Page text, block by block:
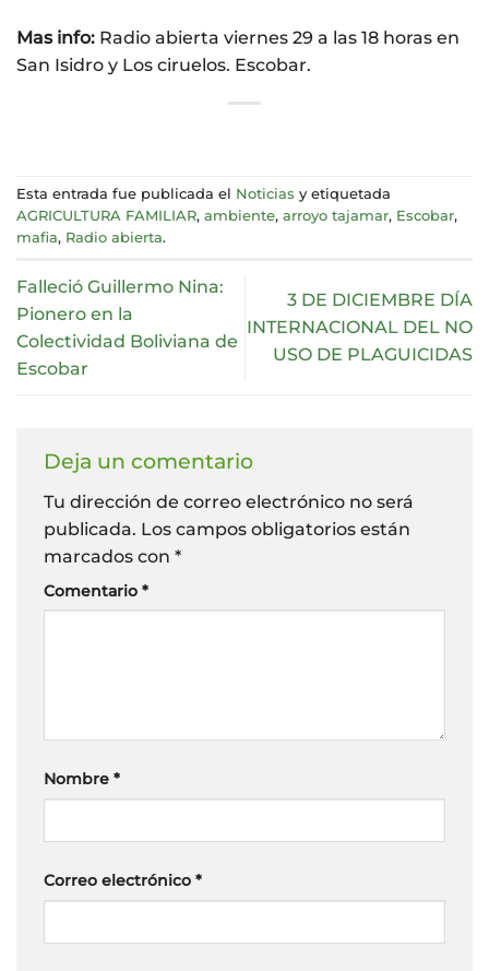
Mas info: Radio abierta viernes 29 a las 18 horas en
San Isidro y Los ciruelos. Escobar.
Esta entrada fue publicada el Noticias y etiquetada
AGRICULTURA FAMILIAR, ambiente, arroyo tajamar, Escobar,
mafia, Radio abierta.
Falleció Guillermo Nina:
Pionero en la
Colectividad Boliviana de
Escobar
3 DE DICIEMBRE DÍA
INTERNACIONAL DEL NO
USO DE PLAGUICIDAS
Deja un comentario
Tu dirección de correo electrónico no será
publicada. Los campos obligatorios están
marcados con *
Comentario *
Nombre *
Correo electrónico *